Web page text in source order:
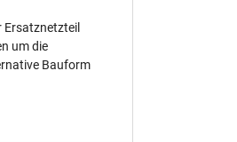
Ersatznetzteil
um die
Bauform